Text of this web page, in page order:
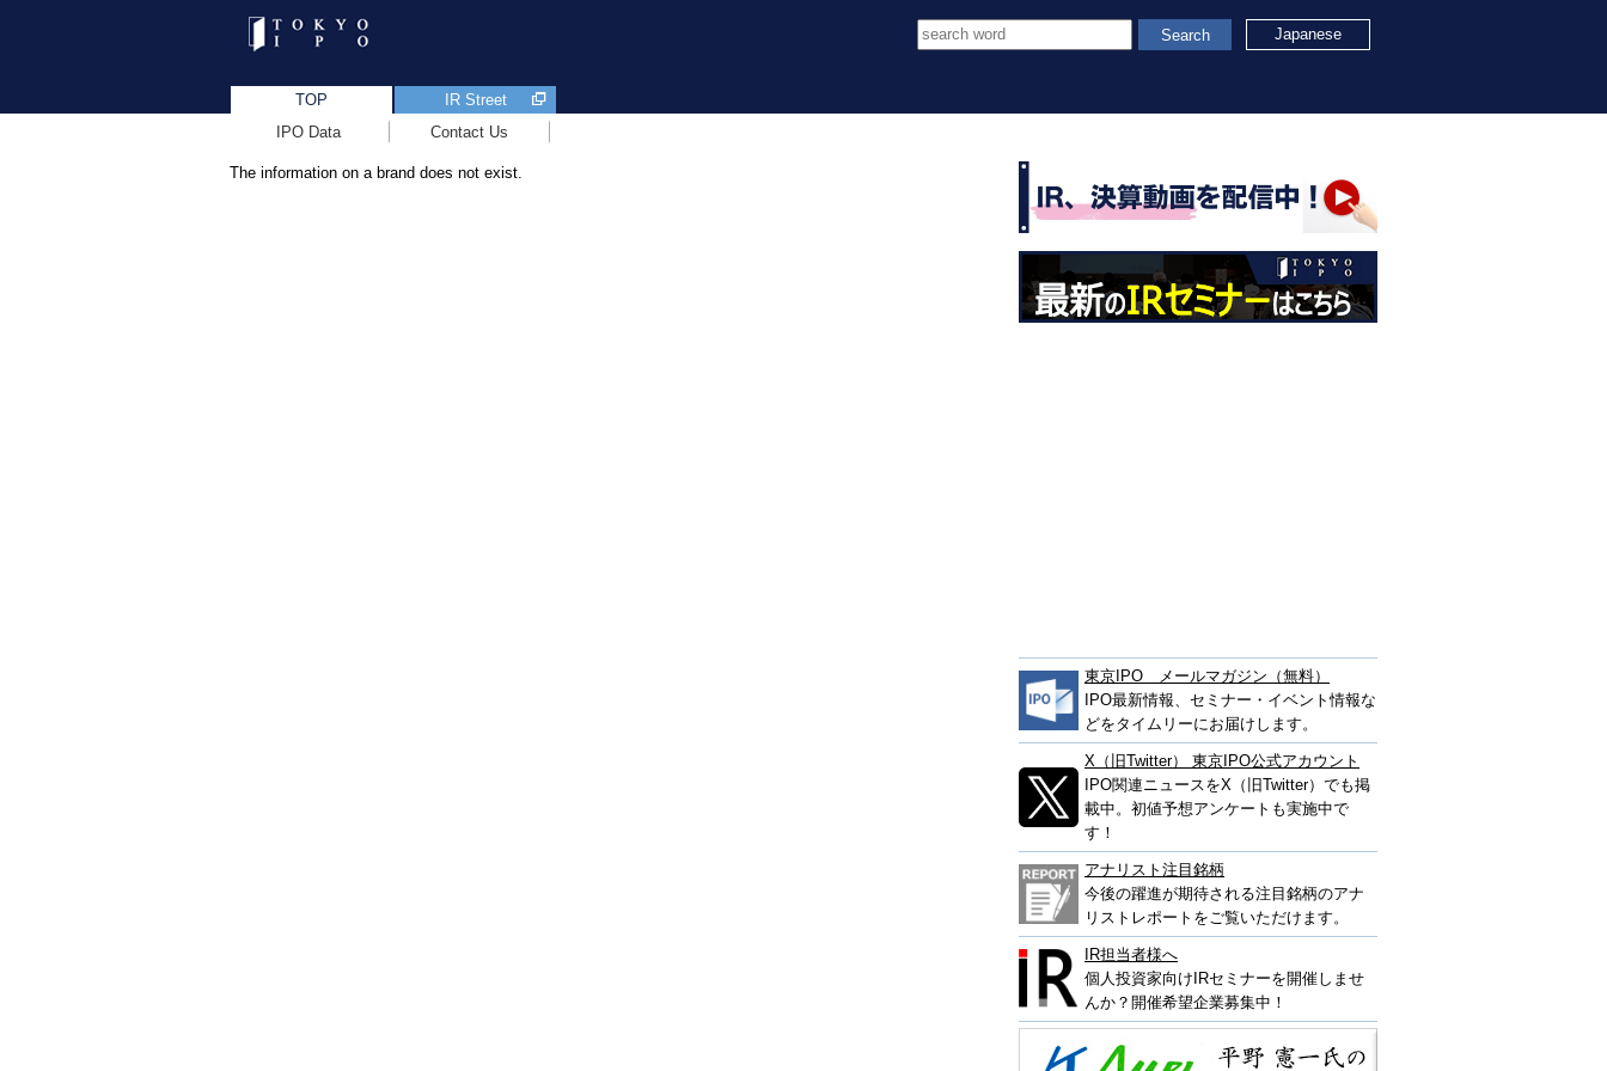
Search Japanese
TOP
IR Street
IPO Data
Contact Us
The information on a brand does not exist.
東京IPO メールマガジン（無料）
IPO最新情報、セミナー・イベント情報な
どをタイムリーにお届けします。
X（旧Twitter） 東京IPO公式アカウント
IPO関連ニュースをX（旧Twitter）でも掲
載中。初値予想アンケートも実施中で
す！
アナリスト注目銘柄
今後の躍進が期待される注目銘柄のアナ
リストレポートをご覧いただけます。
IR担当者様へ
個人投資家向けIRセミナーを開催しませ
んか？開催希望企業募集中！